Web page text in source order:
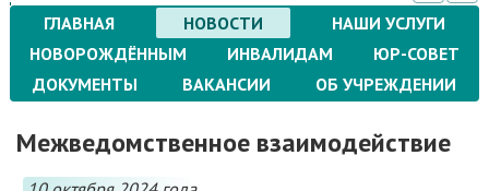
ГЛАВНАЯ НОВОСТИ
НАШИ УСЛУГИ
НОВОРОЖДЁННЫМ
ИНВАЛИДАМ
ЮР-СОВЕТ
ДОКУМЕНТЫ
ВАКАНСИИ ОБ УЧРЕЖДЕНИИ
Межведомственное взаимодействие